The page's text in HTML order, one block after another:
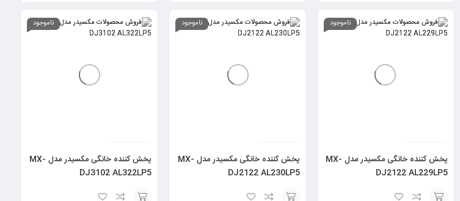
گزینه
گزینه
گزینه
ناموجود
پخش کننده خانگی مکسیدر مدل MX-
DJ2122 AL229LP5
ناموجود
پخش کننده خانگی مکسیدر مدل MX-
DJ2122 AL230LP5
ناموجود
پخش کننده خانگی مکسیدر مدل MX-
DJ3102 AL322LP5